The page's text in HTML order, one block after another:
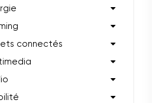
connectés